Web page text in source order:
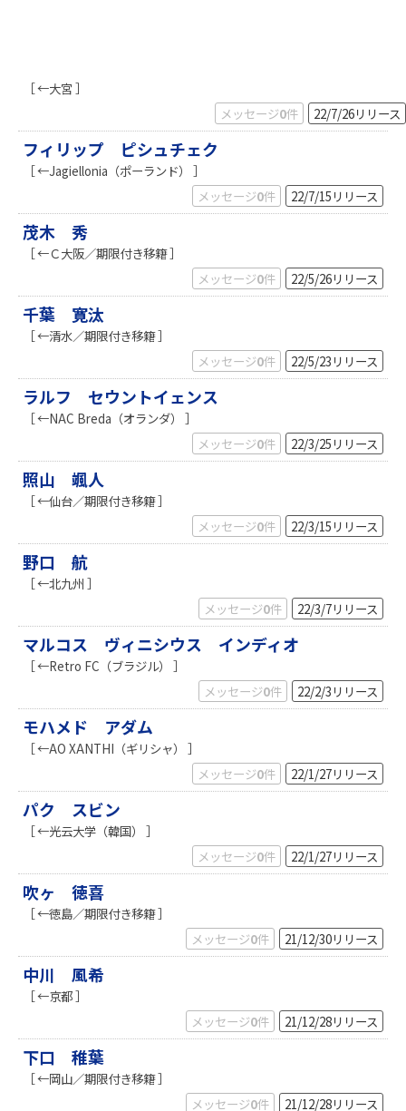
［ ←大宮 ］
メッセージ0件 22/7/26リリース
フィリップ ピシュチェク
［ ←Jagiellonia（ポーランド） ］
メッセージ0件 22/7/15 リリース
茂木 秀
［ ←Ｃ大阪／期限付き移籍 ］
メッセージ0件 22/5/26リリース
千葉 寛汰
［ ←清水／期限付き移籍 ］
メッセージ0件 22/5/23 リリース
ラルフ セウントイェンス
［ ←NAC Breda（オランダ） ］
メッセージ0件 22/3/25 リリース
照山 颯人
［ ←仙台／期限付き移籍 ］
メッセージ0件 22/3/15 リリース
野口 航
［ ←北九州 ］
メッセージ0件 22/3/7リリース
マルコス ヴィニシウス インディオ
［ ←Retro FC（ブラジル） ］
メッセージ0件 22/2/3 リリース
モハメド アダム
［ ←AO XANTHI（ギリシャ） ］
メッセージ0件 22/1/27リリース
パク スビン
［ ←光云大学（韓国） ］
メッセージ0件 22/1/27リリース
吹ヶ 徳喜
［ ←徳島／期限付き移籍 ］
メッセージ0件 21/12/30リリース
中川 風希
［ ←京都 ］
メッセージ0件 21/12/28リリース
下口 稚葉
［ ←岡山／期限付き移籍 ］
メッセージ0件 21/12/28リリース